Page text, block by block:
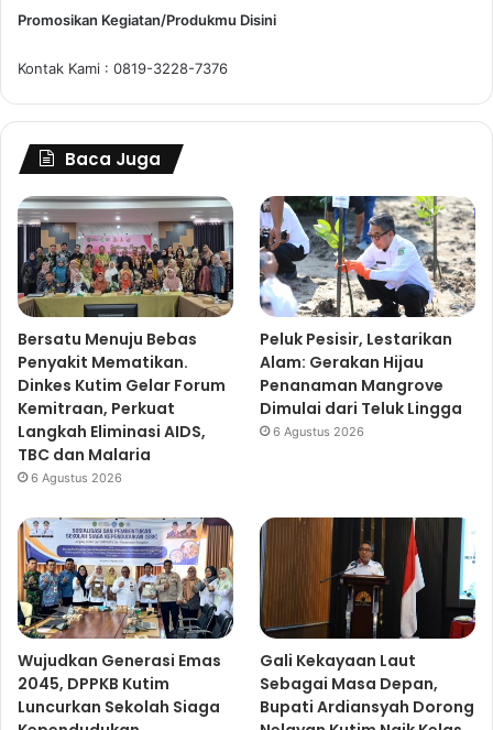
Promosikan Kegiatan/Produkmu Disini
Kontak Kami : 0819-3228-7376
Baca Juga
Bersatu Menuju Bebas
Penyakit Mematikan.
Dinkes Kutim Gelar Forum
Kemitraan, Perkuat
Langkah Eliminasi AIDS,
TBC dan Malaria
6 Agustus 2026
Peluk Pesisir, Lestarikan
Alam: Gerakan Hijau
Penanaman Mangrove
Dimulai dari Teluk Lingga
6 Agustus 2026
Wujudkan Generasi Emas
2045, DPPKB Kutim
Luncurkan Sekolah Siaga
Gali Kekayaan Laut
Sebagai Masa Depan,
Bupati Ardiansyah Dorong